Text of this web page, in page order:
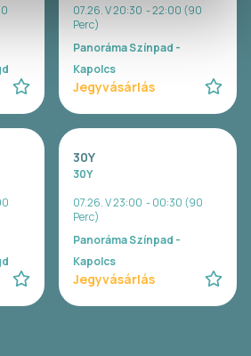
07.26. V 20:30 - 22:00 (90
Perc)
Panoráma Színpad -
Kapolcs
Jegyvásárlás
30Y
30Y
07.26. V 23:00 - 00:30 (90
Perc)
Panoráma Színpad -
Kapolcs
Jegyvásárlás